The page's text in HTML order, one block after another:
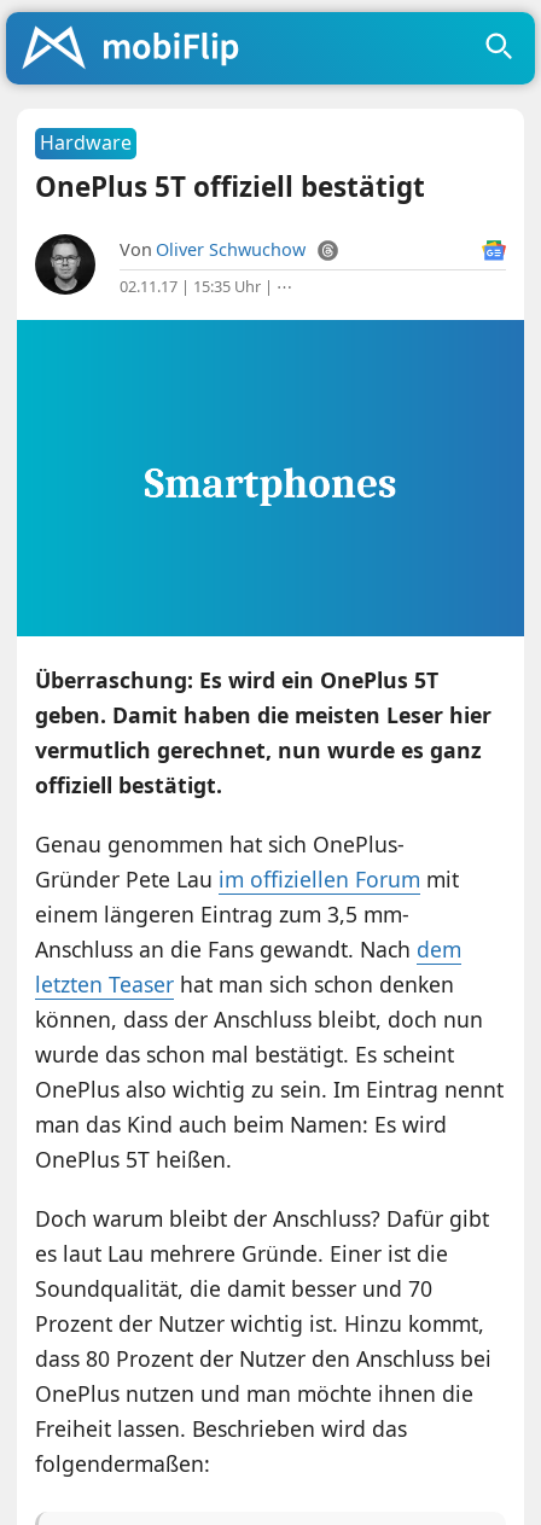
Hardware
OnePlus 5T offiziell bestätigt
Von Oliver Schwuchow
02.11.17 | 15:35 Uhr | ⋯
Überraschung: Es wird ein OnePlus 5T
geben. Damit haben die meisten Leser hier
vermutlich gerechnet, nun wurde es ganz
offiziell bestätigt.
Genau genommen hat sich OnePlus-
Gründer Pete Lau im offiziellen Forum mit
einem längeren Eintrag zum 3,5 mm-
Anschluss an die Fans gewandt. Nach dem
letzten Teaser hat man sich schon denken
können, dass der Anschluss bleibt, doch nun
wurde das schon mal bestätigt. Es scheint
OnePlus also wichtig zu sein. Im Eintrag nennt
man das Kind auch beim Namen: Es wird
OnePlus 5T heißen.
Doch warum bleibt der Anschluss? Dafür gibt
es laut Lau mehrere Gründe. Einer ist die
Soundqualität, die damit besser und 70
Prozent der Nutzer wichtig ist. Hinzu kommt,
dass 80 Prozent der Nutzer den Anschluss bei
OnePlus nutzen und man möchte ihnen die
Freiheit lassen. Beschrieben wird das
folgendermaßen: